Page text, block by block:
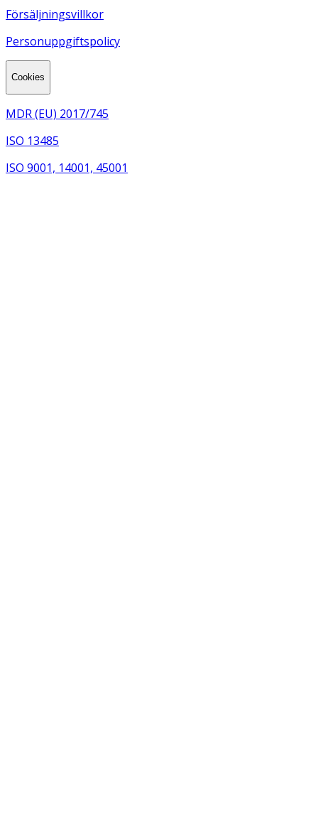
Försäljningsvillkor
Personuppgiftspolicy
Cookies
MDR (EU) 2017/745
ISO 13485
ISO 9001, 14001, 45001